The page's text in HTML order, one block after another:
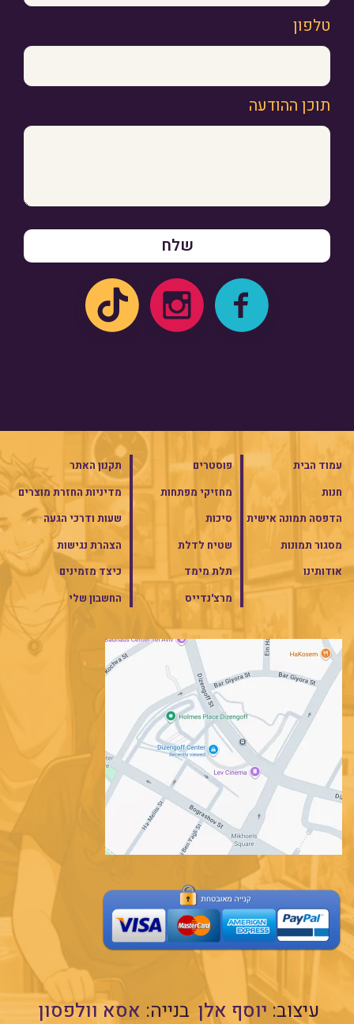
טלפון
תוכן ההודעה
עמוד הבית
חנות
הדפסה תמונה אישית
מסגור תמונות
אודותינו
פוסטרים
מחזיקי מפתחות
סיכות
שטיח לדלת
תלת מימד
מרצ'נדייס
תקנון האתר
מדיניות החזרת מוצרים
שעות ודרכי הגעה
הצהרת נגישות
כיצד מזמינים
החשבון שלי
עיצוב:יוסף אלן בנייה: אסא וולפסון